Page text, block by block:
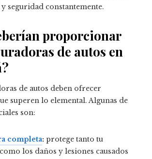
seguridad constantemente.
proporcionar
de autos en
de autos deben ofrecer
superen lo elemental. Algunas de
son:
completa: protege tanto tu
los daños y lesiones causados